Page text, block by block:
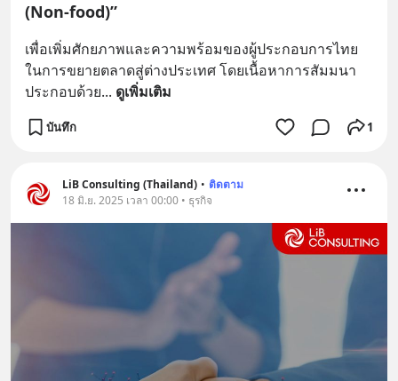
(Non-food)”
เพื่อเพิ่มศักยภาพและความพร้อมของผู้ประกอบการไทย
ในการขยายตลาดสู่ต่างประเทศ โดยเนื้อหาการสัมมนา
ประกอบด้วย... ดูเพิ่มเติม
บันทึก 1
LiB Consulting (Thailand) • ติดตาม
18 มิ.ย. 2025 เวลา 00:00 • ธุรกิจ